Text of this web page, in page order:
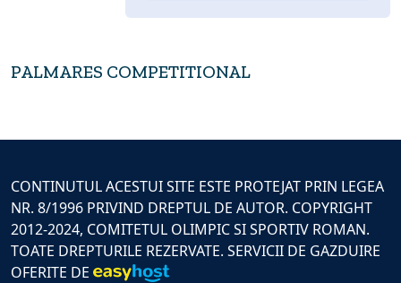
PALMARES COMPETITIONAL
CONTINUTUL ACESTUI SITE ESTE PROTEJAT PRIN LEGEA
NR. 8/1996 PRIVIND DREPTUL DE AUTOR. COPYRIGHT
2012-2024, COMITETUL OLIMPIC SI SPORTIV ROMAN.
TOATE DREPTURILE REZERVATE. SERVICII DE GAZDUIRE
OFERITE DE